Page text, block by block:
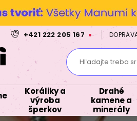
+421 222 205 167
Hľadajte treba
Koráliky a
výroba
šperkov
Drahé
kamene a
minerály